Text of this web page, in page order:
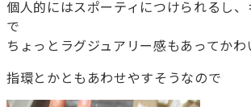
個人的にはスポーティにつけられるし
で
ちょっとラグジュアリー感もあってかわ
指環とかともあわせやすそうなので